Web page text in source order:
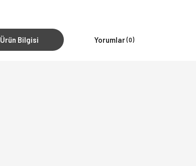
Ürün Bilgisi Yorumlar(0)